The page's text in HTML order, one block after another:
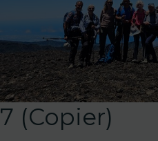
7 (Copier)